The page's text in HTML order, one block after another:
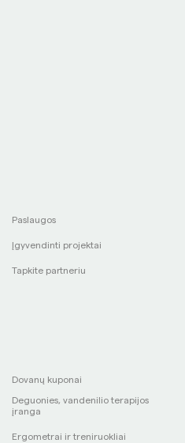
Paslaugos
Įgyvendinti projektai
Tapkite partneriu
Dovanų kuponai
Deguonies, vandenilio terapijos
įranga
Ergometrai ir treniruokliai